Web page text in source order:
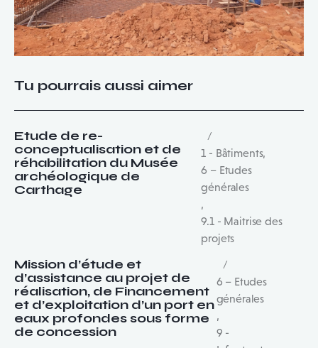
Tu pourrais aussi aimer
1 - Bâtiments,
6 – Etudes
générales
,
9.1 - Maitrise des
projets
Etude de re-
conceptualisation et de
réhabilitation du Musée
archéologique de
Carthage
6 – Etudes
générales
,
9 -
Mission d’étude et
d’assistance au projet de
réalisation, de Financement
et d’exploitation d’un port en
eaux profondes sous forme
de concession